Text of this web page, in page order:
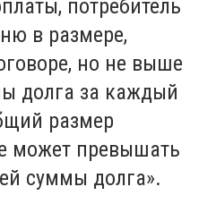
потребитель
в размере,
но не выше
долга за каждый
размер
может превышать
суммы долга».